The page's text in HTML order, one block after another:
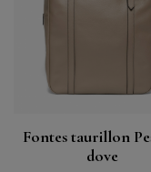
Fontes taurillon
dove